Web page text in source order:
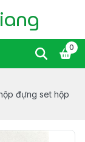
0
đựng set hộp